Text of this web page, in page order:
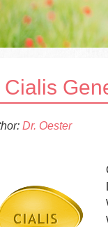
Cialis
Dr. Oester